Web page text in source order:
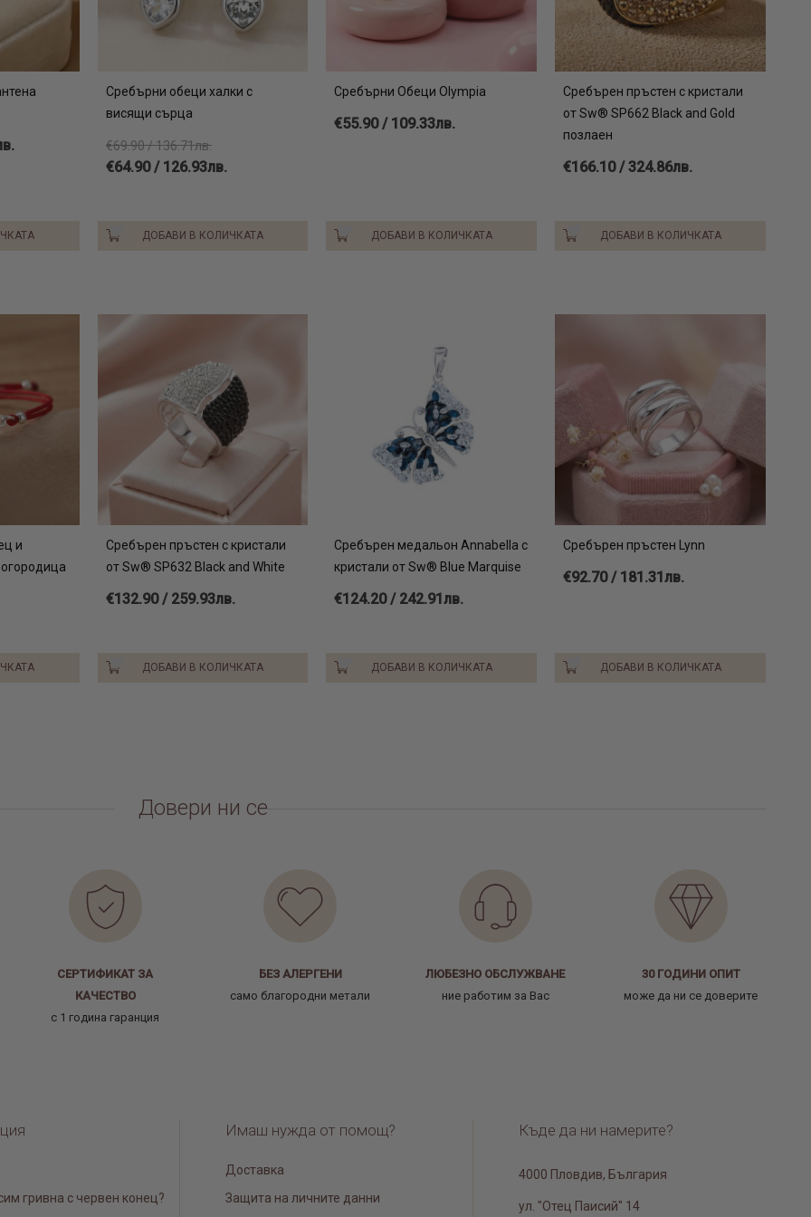
Сребърни обеци халки с
висящи сърца
€69.90 / 136.71лв.
€64.90 / 126.93лв.
ДОБАВИ В КОЛИЧКАТА
Сребърни Обеци Olympia
€55.90 / 109.33лв.
ДОБАВИ В КОЛИЧКАТА
Сребърен пръстен с кристали
от Sw® SP662 Black and Gold
позлаен
€166.10 / 324.86лв.
ДОБАВИ В КОЛИЧКАТА
и
Сребърен пръстен с кристали
от Sw® SP632 Black and White
€132.90 / 259.93лв.
ДОБАВИ В КОЛИЧКАТА
Сребърен медальон Annabella с
кристали от Sw® Blue Marquise
€124.20 / 242.91лв.
ДОБАВИ В КОЛИЧКАТА
Сребърен пръстен Lynn
€92.70 / 181.31лв.
ДОБАВИ В КОЛИЧКАТА
Довери ни се
СЕРТИФИКАТ ЗА
КАЧЕСТВО
с 1 година гаранция
БЕЗ АЛЕРГЕНИ
само благородни метали
ЛЮБЕЗНО ОБСЛУЖВАНЕ
ние работим за Вас
30 ГОДИНИ ОПИТ
може да ни се доверите
гривна с червен конец?
Имаш нужда от помощ?
Доставка
Защита на личните данни
Къде да ни намерите?
4000 Пловдив, България
ул. "Отец Паисий" 14